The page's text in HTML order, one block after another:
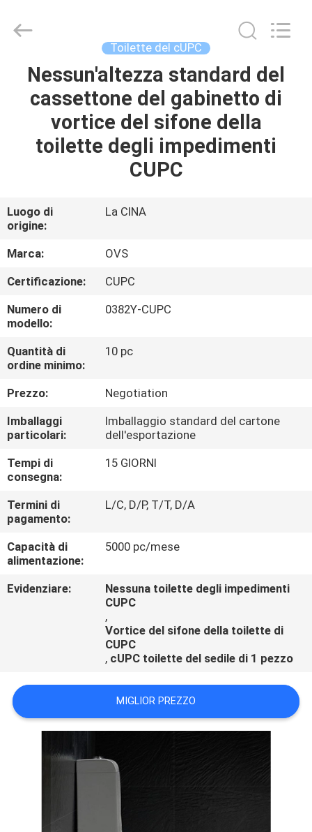
CASA
PRODOTTI
GIRO
DELLA
FABBRICA
CONTROLLO
DI
QUALITÀ
CONTATTICI
NOTIZIE
CASI
fornitore.
Copyright
bathroomstoilet.com.
Toilette del cUPC
Nessun'altezza standard del
cassettone del gabinetto di
vortice del sifone della
toilette degli impedimenti
CUPC
Luogo di
origine:
La CINA
Marca:
OVS
Certificazione:
CUPC
Numero di
modello:
0382Y-CUPC
Quantità di
ordine minimo:
10 pc
Prezzo:
Negotiation
Imballaggi
particolari:
Imballaggio standard del cartone
dell'esportazione
Tempi di
consegna:
15 GIORNI
Termini di
pagamento:
L/C, D/P, T/T, D/A
Capacità di
alimentazione:
5000 pc/mese
Evidenziare:
Nessuna toilette degli impedimenti
CUPC
,
Vortice del sifone della toilette di
CUPC
, cUPC toilette del sedile di 1 pezzo
MIGLIOR PREZZO